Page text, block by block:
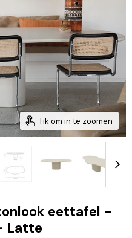
Tik om in te zoomen
eettafel -
Latte